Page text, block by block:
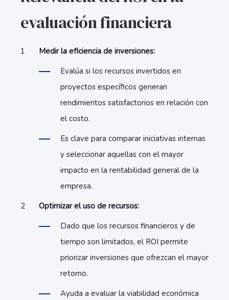
evaluación financiera
Medir la eficiencia de inversiones:
Evalúa si los recursos invertidos en
proyectos específicos generan
rendimientos satisfactorios en relación con
el costo.
Es clave para comparar iniciativas internas
y seleccionar aquellas con el mayor
impacto en la rentabilidad general de la
empresa.
Optimizar el uso de recursos:
Dado que los recursos financieros y de
tiempo son limitados, el ROI permite
priorizar inversiones que ofrezcan el mayor
retorno.
Ayuda a evaluar la viabilidad económica